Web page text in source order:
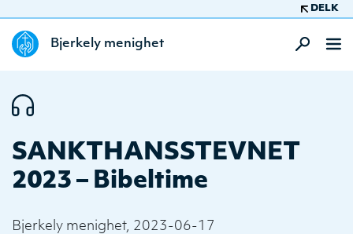
DELK
Bjerkely menighet
SANKTHANSSTEVNET
2023 – Bibeltime
Bjerkely menighet, 2023-06-17